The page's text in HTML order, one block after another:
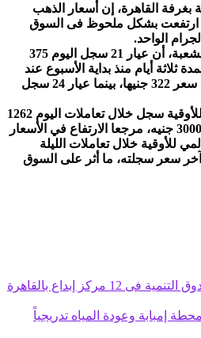
القاهرة، إن أسعار الذهب
ارتفعت بشكل ملحوظ فى السوق
وأوضح نادي نجيب، سكرتير الشعبة، أن عيار 21 سجل اليوم 375
ثلاثة أيام منذ بداية الأسبوع عند
370 جنيها، فيما سجل عيار 18 سعر 322 جنيها، بينما عيار 24 سجل
ولفت إلى أن السعر العالمي للأوقية سجل خلال تعاملات اليوم 1262
دولارا، فيما بلغ الجنيه الذهب 3000 جنيه، مرجعا الارتفاع في الأسعار
للأوقية خلال تعاملات الليلة
20 دولارا عن آخر سعر سجلته، ما أثر على السوق
ليالى فنية وثقافية لصندوق التنمية فى 12 مركز إبداع بالقاهرة
إمبابة وعودة المياه تدريجياً